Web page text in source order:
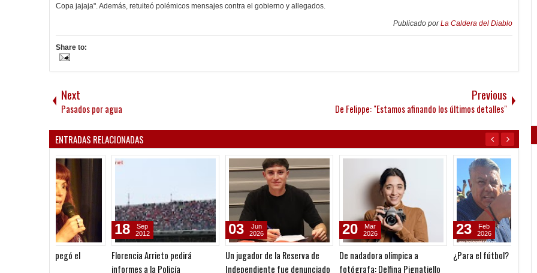
Copa jajaja". Además, retuiteó polémicos mensajes contra el gobierno y allegados.
Publicado porLa Caldera del Diablo
Share to:
Next
Pasados por agua
Previous
De Felippe: "Estamos afinando los últimos detalles"
ENTRADAS RELACIONADAS
Florencia Arrieto pedirá
informes a la Policía
18
Sep
2012
Un jugador de la Reserva de
Independiente fue denunciado
03
Jun
2026
De nadadora olímpica a
fotógrafa: Delfina Pignatiello
20
Mar
2026
¿Para el fútbol?
23
Feb
2026